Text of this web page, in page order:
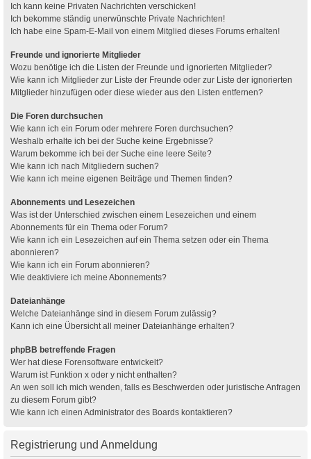
Ich kann keine Privaten Nachrichten verschicken!
Ich bekomme ständig unerwünschte Private Nachrichten!
Ich habe eine Spam-E-Mail von einem Mitglied dieses Forums erhalten!
Freunde und ignorierte Mitglieder
Wozu benötige ich die Listen der Freunde und ignorierten Mitglieder?
Wie kann ich Mitglieder zur Liste der Freunde oder zur Liste der ignorierten
Mitglieder hinzufügen oder diese wieder aus den Listen entfernen?
Die Foren durchsuchen
Wie kann ich ein Forum oder mehrere Foren durchsuchen?
Weshalb erhalte ich bei der Suche keine Ergebnisse?
Warum bekomme ich bei der Suche eine leere Seite?
Wie kann ich nach Mitgliedern suchen?
Wie kann ich meine eigenen Beiträge und Themen finden?
Abonnements und Lesezeichen
Was ist der Unterschied zwischen einem Lesezeichen und einem
Abonnements für ein Thema oder Forum?
Wie kann ich ein Lesezeichen auf ein Thema setzen oder ein Thema
abonnieren?
Wie kann ich ein Forum abonnieren?
Wie deaktiviere ich meine Abonnements?
Dateianhänge
Welche Dateianhänge sind in diesem Forum zulässig?
Kann ich eine Übersicht all meiner Dateianhänge erhalten?
phpBB betreffende Fragen
Wer hat diese Forensoftware entwickelt?
Warum ist Funktion x oder y nicht enthalten?
An wen soll ich mich wenden, falls es Beschwerden oder juristische Anfragen
zu diesem Forum gibt?
Wie kann ich einen Administrator des Boards kontaktieren?
Registrierung und Anmeldung